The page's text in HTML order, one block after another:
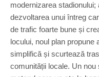
modernizarea
dezvoltarea unui întreg
de trafic foarte bune și
locului, noul plan propune
simplifică și scurtează
comunității locale. Un